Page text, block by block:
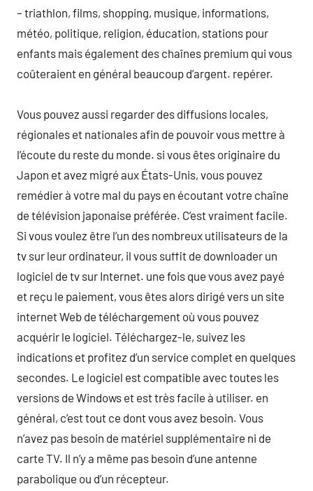
– triathlon, films, shopping, musique, informations,
météo, politique, religion, éducation, stations pour
enfants mais également des chaînes premium qui vous
coûteraient en général beaucoup d’argent. repérer.
Vous pouvez aussi regarder des diffusions locales,
régionales et nationales afin de pouvoir vous mettre à
l’écoute du reste du monde. si vous êtes originaire du
Japon et avez migré aux États-Unis, vous pouvez
remédier à votre mal du pays en écoutant votre chaîne
de télévision japonaise préférée. C’est vraiment facile.
Si vous voulez être l’un des nombreux utilisateurs de la
tv sur leur ordinateur, il vous suffit de downloader un
logiciel de tv sur Internet. une fois que vous avez payé
et reçu le paiement, vous êtes alors dirigé vers un site
internet Web de téléchargement où vous pouvez
acquérir le logiciel. Téléchargez-le, suivez les
indications et profitez d’un service complet en quelques
secondes. Le logiciel est compatible avec toutes les
versions de Windows et est très facile à utiliser. en
général, c’est tout ce dont vous avez besoin. Vous
n’avez pas besoin de matériel supplémentaire ni de
carte TV. Il n’y a même pas besoin d’une antenne
parabolique ou d’un récepteur.